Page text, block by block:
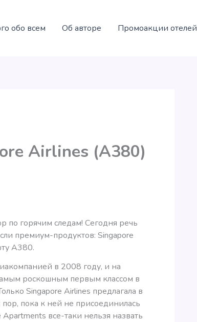
обо всем Об авторе Промоакции отелей
Airlines (A380)
горячим следам! Сегодня речь
премиум-продуктов: Singapore
А380.
в 2008 году, и на
роскошным первым классом в
Singapore Airlines предлагала в
пока к ней не присоединилась
все-таки нельзя назвать